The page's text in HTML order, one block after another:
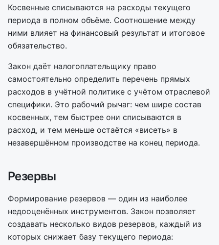
Косвенные списываются на расходы текущего
периода в полном объёме. Соотношение между
ними влияет на финансовый результат и итоговое
обязательство.
Закон даёт налогоплательщику право
самостоятельно определить перечень прямых
расходов в учётной политике с учётом отраслевой
специфики. Это рабочий рычаг: чем шире состав
косвенных, тем быстрее они списываются в
расход, и тем меньше остаётся «висеть» в
незавершённом производстве на конец периода.
Резервы
Формирование резервов — один из наиболее
недооценённых инструментов. Закон позволяет
создавать несколько видов резервов, каждый из
которых снижает базу текущего периода: